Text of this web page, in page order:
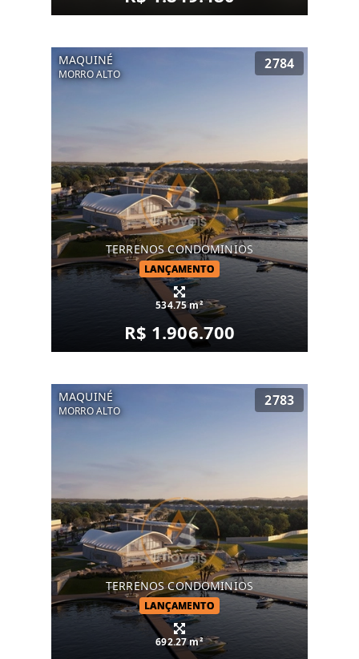
MAQUINÉ
MORRO ALTO
2784
TERRENOS CONDOMINIOS
LANÇAMENTO
534.75 m²
R$ 1.906.700
MAQUINÉ
MORRO ALTO
2783
TERRENOS CONDOMINIOS
LANÇAMENTO
692.27 m²